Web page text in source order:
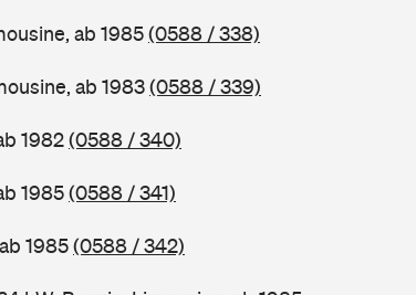
ab 1985(0588 / 338)
ab 1983(0588 / 339)
1982(0588 / 340)
1985(0588 / 341)
1985(0588 / 342)